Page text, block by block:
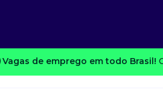
Vagas de emprego em todo Brasil!